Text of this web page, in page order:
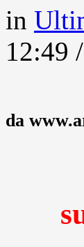
in
12:49 /
da